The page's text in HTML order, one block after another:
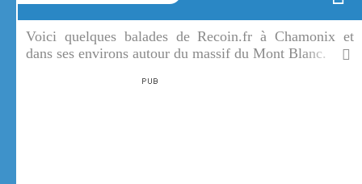
Voici quelques balades de Recoin.fr à Chamonix et
dans ses environs autour du massif du Mont Blanc.